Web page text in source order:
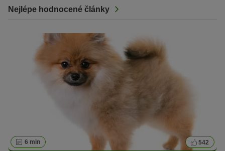
Nejlépe hodnocené články
6 min 542